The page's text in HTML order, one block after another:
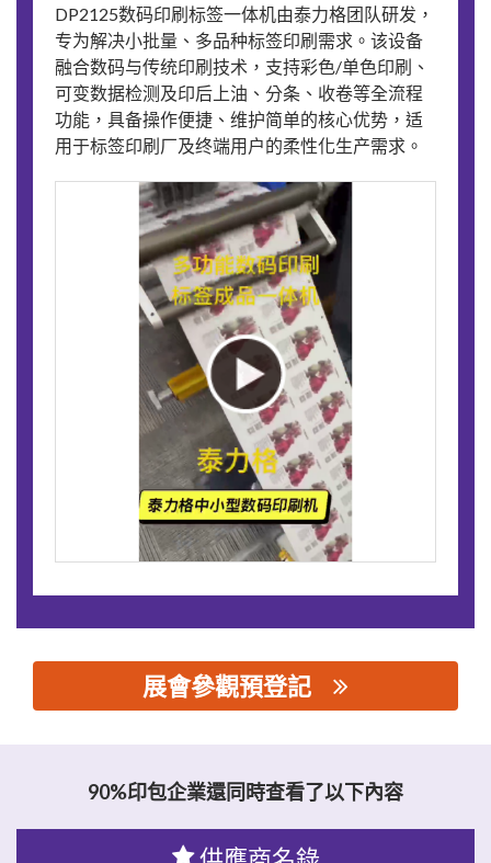
DP2125数码印刷标签一体机由泰力格团队研发，
专为解决小批量、多品种标签印刷需求。该设备
融合数码与传统印刷技术，支持彩色/单色印刷、
可变数据检测及印后上油、分条、收卷等全流程
功能，具备操作便捷、维护简单的核心优势，适
用于标签印刷厂及终端用户的柔性化生产需求。
展會參觀預登記
90%印包企業還同時查看了以下內容